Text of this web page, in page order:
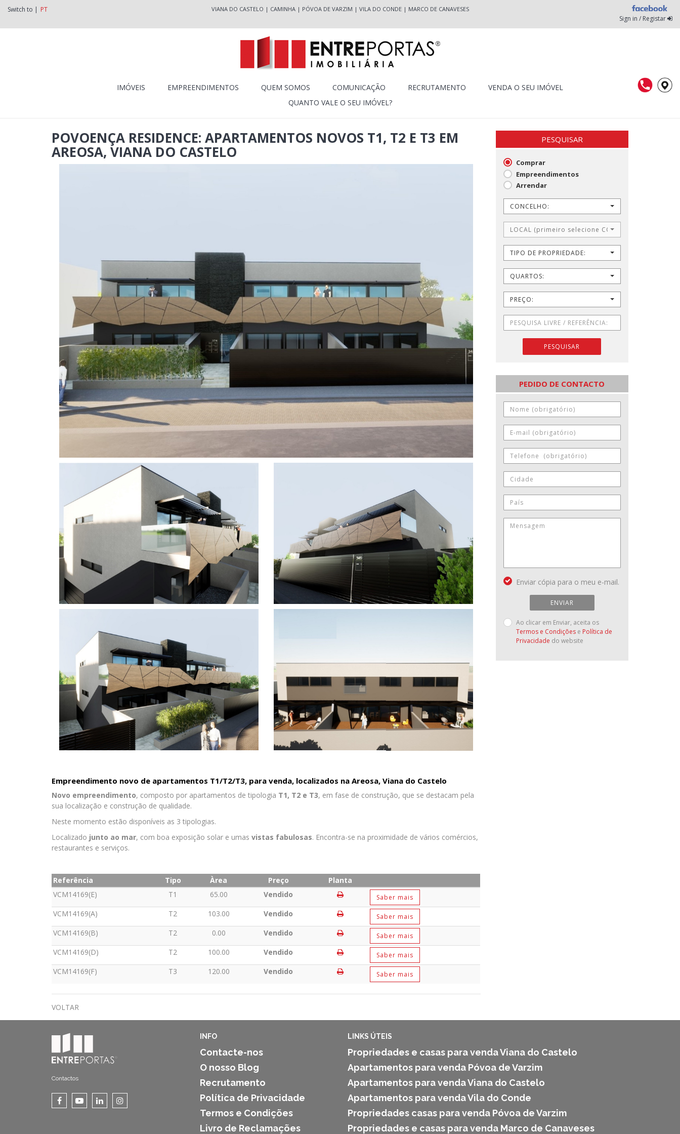
Switch to | PT VIANA DO CASTELO | CAMINHA| PÓVOA DE VARZIM | VILA DO CONDE| MARCO DE CANAVESES
Sign in / Registar
IMÓVEIS EMPREENDIMENTOS QUEM SOMOS COMUNICAÇÃO RECRUTAMENTO
VENDA O SEU IMÓVEL
QUANTO VALE O SEU IMÓVEL?
POVOENÇA RESIDENCE: APARTAMENTOS NOVOS T1, T2 E T3 EM
AREOSA, VIANA DO CASTELO
Empreendimento novo de apartamentos T1/T2/T3, para venda, localizados na Areosa, Viana do Castelo
Novo empreendimento, composto por apartamentos de tipologia T1, T2 e T3, em fase de construção, que se destacam pela
sua localização e construção de qualidade.
Neste momento estão disponíveis as 3 tipologias.
Localizado junto ao mar, com boa exposição solar e umas vistas fabulosas. Encontra-se na proximidade de vários comércios,
restaurantes e serviços.
Referência Tipo Àrea Preço
Planta
VCM14169(E)
T1 65.00 Vendido Saber mais
VCM14169(A) T2 103.00 Vendido Saber mais
VCM14169(B) T2 0.00 Vendido Saber mais
VCM14169(D) T2 100.00 Vendido Saber mais
VCM14169(F) T3 120.00 Vendido Saber mais
VOLTAR
PESQUISAR
Comprar
Empreendimentos
Arrendar
CONCELHO:
LOCAL (primeiro selecione CONCELHO)
TIPO DE PROPRIEDADE:
QUARTOS:
PREÇO:
PESQUISAR
PEDIDO DE CONTACTO
Enviar cópia para o meu e-mail.
ENVIAR
Ao clicar em Enviar, aceita os
Termos e Condiçõese Política de
Privacidade do website
Contactos
INFO
Contacte-nos
O nosso Blog
Recrutamento
Política de Privacidade
Termos e Condições
Livro de Reclamações
LINKS ÚTEIS
Propriedades e casas para venda Viana do Castelo
Apartamentos para venda Póvoa de Varzim
Apartamentos para venda Viana do Castelo
Apartamentos para venda Vila do Conde
Propriedades casas para venda Póvoa de Varzim
Propriedades e casas para venda Marco de Canaveses